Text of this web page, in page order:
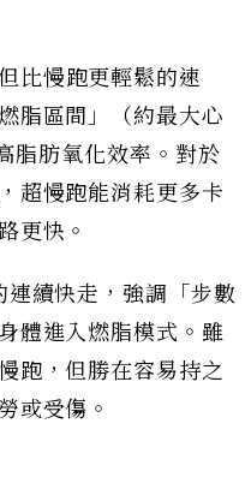
比慢跑更輕鬆的速
脂區間」（約最大心
脂肪氧化效率。對於
超慢跑能消耗更多卡
更快。
連續快走，強調「步數
體進入燃脂模式。雖
跑，但勝在容易持之
或受傷。